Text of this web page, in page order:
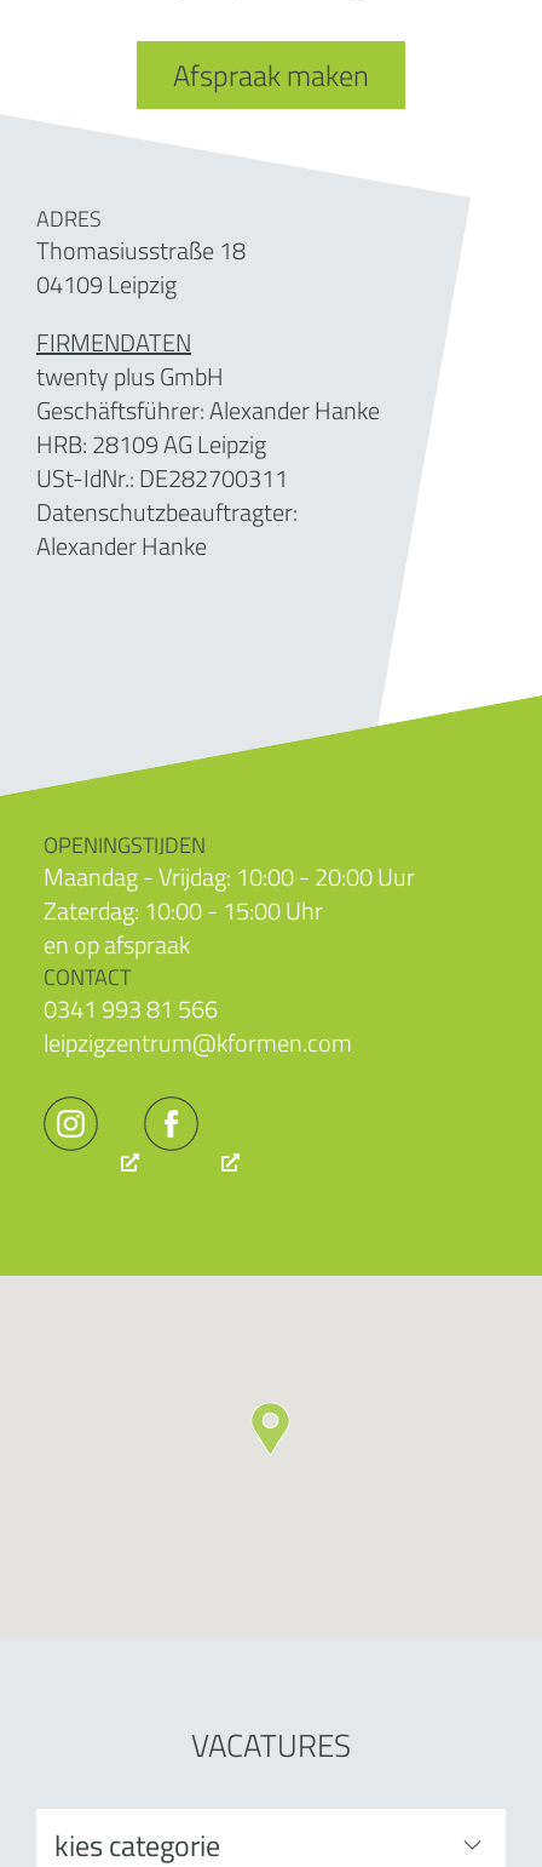
Afspraak maken
ADRES
Thomasiusstraße 18
04109 Leipzig
FIRMENDATEN
twenty plus GmbH
Geschäftsführer: Alexander Hanke
HRB: 28109 AG Leipzig
USt-IdNr.: DE282700311
Datenschutzbeauftragter:
Alexander Hanke
OPENINGSTIJDEN
Maandag - Vrijdag: 10:00 - 20:00 Uur
Zaterdag: 10:00 - 15:00 Uhr
en op afspraak
CONTACT
0341 993 81 566
leipzigzentrum@kformen.com
VACATURES